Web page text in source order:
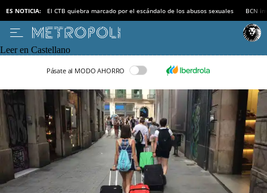
ES NOTICIA: El CTB quiebra marcado por el escándalo de los abusos sexuales BCN
Leer en Castellano
Pásate al MODO AHORRO